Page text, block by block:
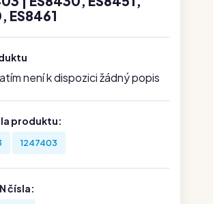
ES8461
není k dispozici žádný popis
produktu:
1247403
čísla: